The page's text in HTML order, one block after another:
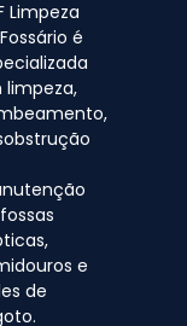
Limpeza
é
limpeza,
e
de